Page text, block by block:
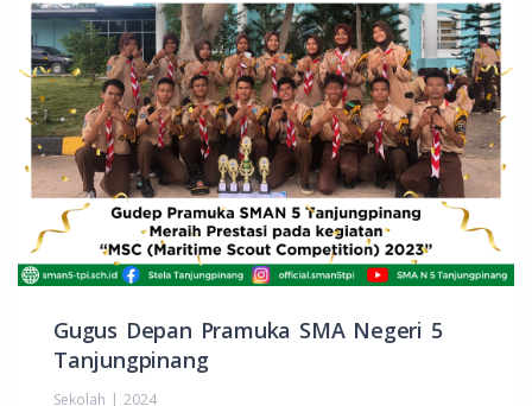
Gugus Depan Pramuka SMA Negeri 5
Tanjungpinang
Sekolah | 2024